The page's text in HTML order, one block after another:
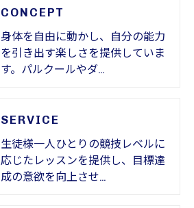
CONCEPT
身体を自由に動かし、自分の能力
を引き出す楽しさを提供していま
す。パルクールやダ…
SERVICE
生徒様一人ひとりの競技レベルに
応じたレッスンを提供し、目標達
成の意欲を向上させ…